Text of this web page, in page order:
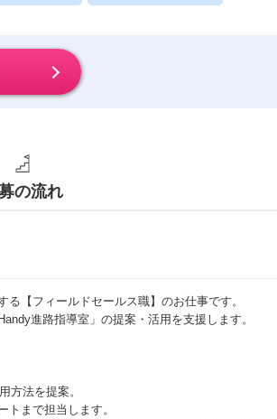
の流れ
【フィールドセールス職】のお仕事です。
進路指導室」の提案・活用を支援します。
方法を提案。
まで担当します。